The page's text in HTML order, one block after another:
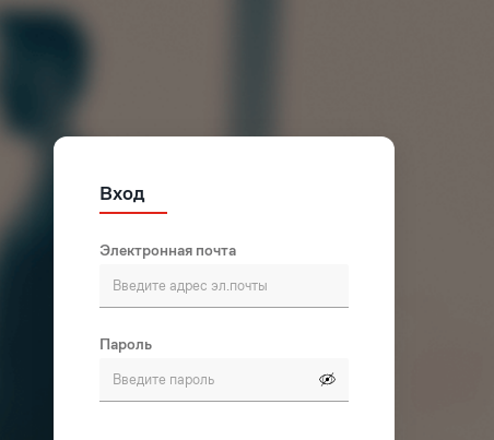
Вход
Электронная почта
Пароль